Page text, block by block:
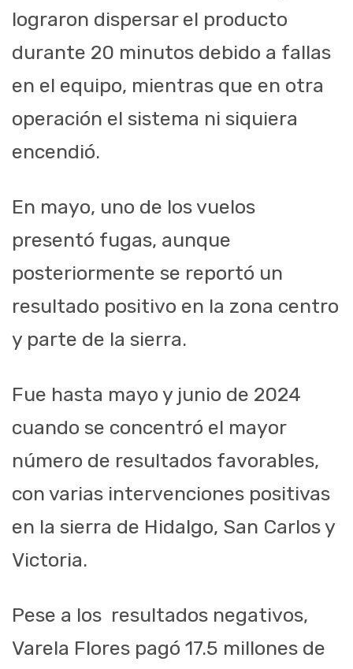
lograron dispersar el producto
durante 20 minutos debido a fallas
en el equipo, mientras que en otra
operación el sistema ni siquiera
encendió.
En mayo, uno de los vuelos
presentó fugas, aunque
posteriormente se reportó un
resultado positivo en la zona centro
y parte de la sierra.
Fue hasta mayo y junio de 2024
cuando se concentró el mayor
número de resultados favorables,
con varias intervenciones positivas
en la sierra de Hidalgo, San Carlos y
Victoria.
Pese a los resultados negativos,
Varela Flores pagó 17.5 millones de